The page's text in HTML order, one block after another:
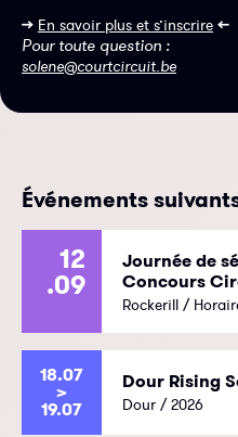
>> En savoir plus et s’inscrire <<
Pour toute question :
solene@courtcircuit.be
Événements
12
.09
Journée de
Concours
Rockerill /
18.07
>
19.07
Dour Rising
Dour / 2026